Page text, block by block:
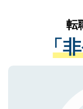
は、個人
管理基準
る、プラ
で、機密
かがいし
経験をま
させてい
ない方に
ので、ま
転
「